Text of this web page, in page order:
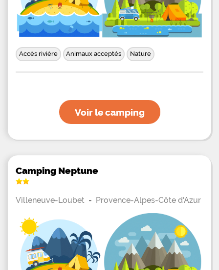
Accès rivière Animaux acceptés Nature
Voir le camping
Camping Neptune
Villeneuve-Loubet - Provence-Alpes-Côte d'Azur